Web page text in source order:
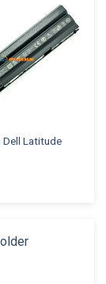
Latitude